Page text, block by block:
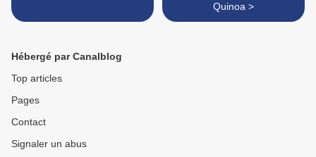
Quinoa >
Hébergé par Canalblog
Top articles
Pages
Contact
Signaler un abus